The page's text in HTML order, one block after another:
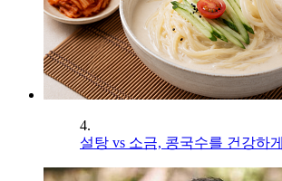
4.
설탕 vs 소금, 콩국수를 건강하